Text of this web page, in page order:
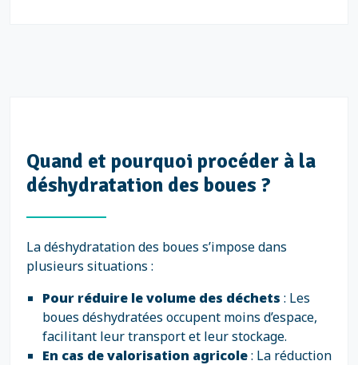
Quand et pourquoi procéder à la
déshydratation des boues ?
La déshydratation des boues s’impose dans
plusieurs situations :
Pour réduire le volume des déchets : Les
boues déshydratées occupent moins d’espace,
facilitant leur transport et leur stockage.
En cas de valorisation agricole: La réduction